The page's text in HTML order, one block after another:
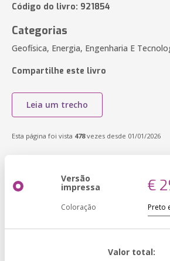
Código do livro: 921854
Categorias
Geofísica, Energia, Engenharia E
Compartilhe este livro
Leia um trecho
Esta página foi vista 478vezes desde 01/01/2026
Versão
impressa €
Coloração
Valor total: